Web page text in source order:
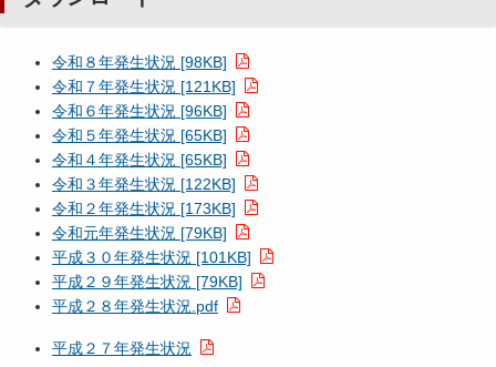
令和８年発生状況 [98KB]
令和７年発生状況 [121KB]
令和６年発生状況 [96KB]
令和５年発生状況 [65KB]
令和４年発生状況 [65KB]
令和３年発生状況 [122KB]
令和２年発生状況 [173KB]
令和元年発生状況 [79KB]
平成３０年発生状況 [101KB]
平成２９年発生状況 [79KB]
平成２８年発生状況.pdf
平成２７年発生状況